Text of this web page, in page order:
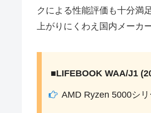
クによる性能評価も十分満
上がりにくわえ国内メーカ
■LIFEBOOK WAA/J1
AMD Ryzen 5000シ